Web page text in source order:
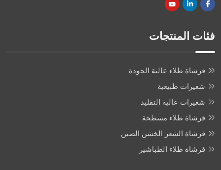
فئات المنتجات
فرشاة طلاء عالية الجودة
شعيرات طبيعية
شعيرات عالية التقليد
فرشاة طلاء مسطحة
فرشاة الشعر الخشن الصين
فرشاة طلاء الطباشير